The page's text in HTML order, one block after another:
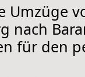
Umzüge
nach
für den